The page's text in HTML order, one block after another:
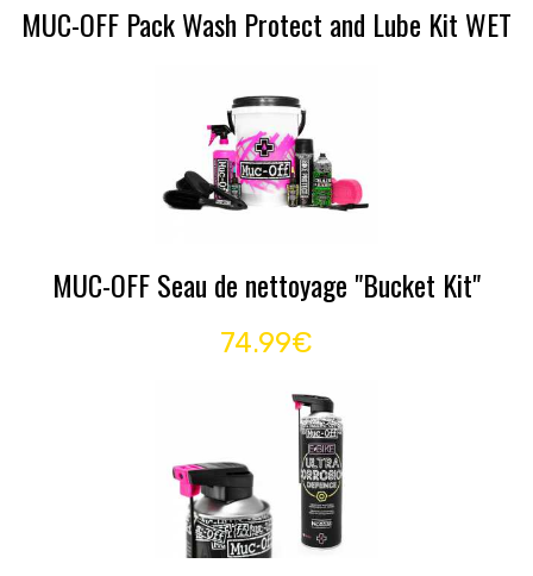
MUC-OFF Pack Wash Protect and Lube Kit WET
MUC-OFF Seau de nettoyage "Bucket Kit"
74.99€